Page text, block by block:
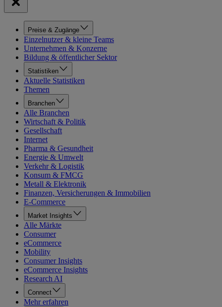
Preise & Zugänge
Einzelnutzer & kleine Teams
Unternehmen & Konzerne
Bildung & öffentlicher Sektor
Statistiken
Aktuelle Statistiken
Themen
Branchen
Alle Branchen
Wirtschaft & Politik
Gesellschaft
Internet
Pharma & Gesundheit
Energie & Umwelt
Verkehr & Logistik
Konsum & FMCG
Metall & Elektronik
Finanzen, Versicherungen & Immobilien
E-Commerce
Market Insights
Alle Märkte
Consumer
eCommerce
Mobility
Consumer Insights
eCommerce Insights
Research AI
Connect
Mehr erfahren